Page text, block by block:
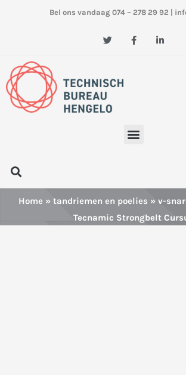
Bel ons vandaag 074 – 278 29 92
T
w
e
r
F
a i
Menu
Zoeken
Home » tandriemen en poelies » v-
Tecnamic Strongbelt